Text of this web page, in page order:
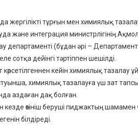
жергілікті тұрғын мен химиялық
және интеграция министрлігінің
департаменті (бұдан әрі –
сотқа дейінгі тәртіппен шешілді.
кейін химиялық
химиялық тазалауға үш зат
аздаған дақ болған.
өтініш беруші пиджактың шамамен
білдіреді.